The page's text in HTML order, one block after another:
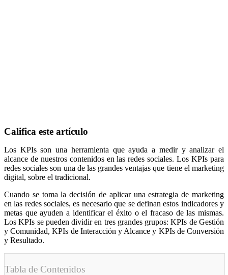
Califica este artículo
Los KPIs son una herramienta que ayuda a medir y analizar el
alcance de nuestros contenidos en las redes sociales. Los KPIs para
redes sociales son una de las grandes ventajas que tiene el marketing
digital, sobre el tradicional.
Cuando se toma la decisión de aplicar una estrategia de marketing
en las redes sociales, es necesario que se definan estos indicadores y
metas que ayuden a identificar el éxito o el fracaso de las mismas.
Los KPIs se pueden dividir en tres grandes grupos: KPIs de Gestión
y Comunidad, KPIs de Interacción y Alcance y KPIs de Conversión
y Resultado.
Tabla de Contenidos